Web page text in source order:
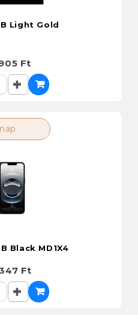
Light Gold
Ft
Black MD1X4
Ft